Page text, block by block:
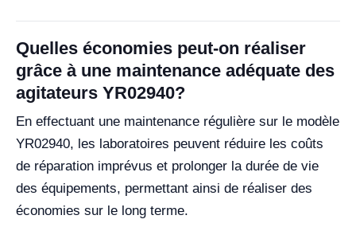
Quelles économies peut-on réaliser
grâce à une maintenance adéquate des
agitateurs YR02940?
En effectuant une maintenance régulière sur le modèle
YR02940, les laboratoires peuvent réduire les coûts
de réparation imprévus et prolonger la durée de vie
des équipements, permettant ainsi de réaliser des
économies sur le long terme.